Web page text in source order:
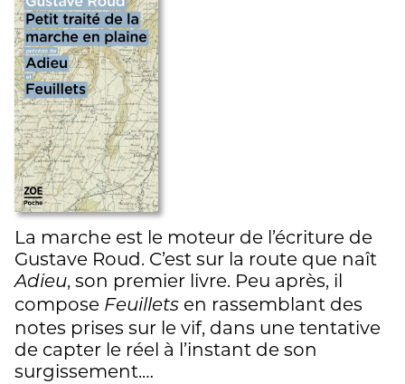
La marche est le moteur de l’écriture de
Gustave Roud. C’est sur la route que naît
Adieu, son premier livre. Peu après, il
compose Feuillets en rassemblant des
notes prises sur le vif, dans une tentative
de capter le réel à l’instant de son
surgissement.…